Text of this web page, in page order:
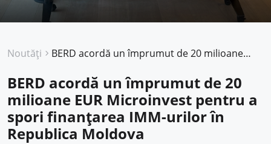
Noutăți BERD acordă un împrumut de 20 milioane EUR Microinvest pentru a spori finanțarea IMM-urilor în Republica Moldova
BERD acordă un împrumut de 20
milioane EUR Microinvest pentru a
spori finanțarea IMM-urilor în
Republica Moldova